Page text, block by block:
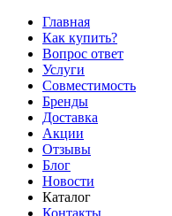
Главная
Как купить?
Вопрос ответ
Услуги
Совместимость
Бренды
Доставка
Акции
Отзывы
Блог
Новости
Каталог
Контакты